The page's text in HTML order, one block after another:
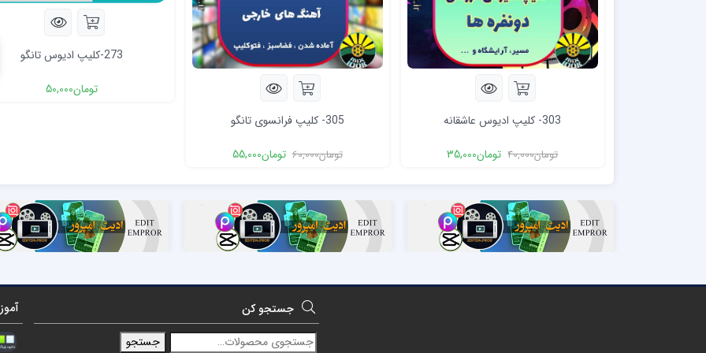
303- کلیپ ادیوس عاشقانه
تومان40,000 تومان35,000
305- کلیپ فرانسوی تانگو
تومان60,000 تومان55,000
273-کلیپ ادیوس تانگو
تومان50,000
جستجو کن
جستجو